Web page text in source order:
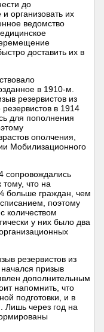
до
организовать их
ведомство
доставить их в
в 1910-м.
резервистов из
в 1914
для пополнения
ополчения,
Мобилизационного
сопровождались
что на
больше граждан, чем
поэтому
количеством
у них было два
резервистов из
призыв
дополнительным
напомнить, что
подготовки, и в
через год на